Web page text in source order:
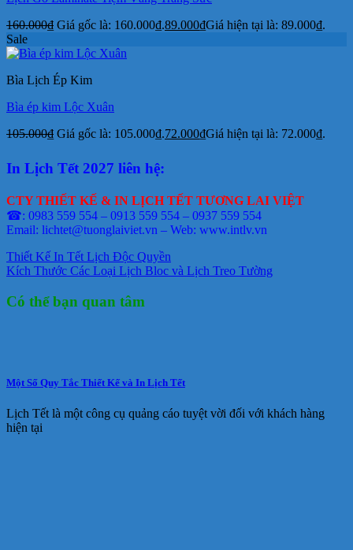
160.000₫ Giá gốc là: 160.000₫.89.000₫Giá hiện tại là: 89.000₫.
Sale
Bìa Lịch Ép Kim
Bìa ép kim Lộc Xuân
105.000₫ Giá gốc là: 105.000₫.72.000₫Giá hiện tại là: 72.000₫.
In Lịch Tết 2027 liên hệ:
CTY THIẾT KẾ & IN LỊCH TẾT TƯƠNG LAI VIỆT
☎: 0983 559 554 – 0913 559 554 – 0937 559 554
Email: lichtet@tuonglaiviet.vn – Web: www.intlv.vn
Thiết Kế In Tết Lịch Độc Quyền
Kích Thước Các Loại Lịch Bloc và Lịch Treo Tường
Có thể bạn quan tâm
Một Số Quy Tắc Thiết Kế và In Lịch Tết
Lịch Tết là một công cụ quảng cáo tuyệt vời đối với khách hàng
hiện tại